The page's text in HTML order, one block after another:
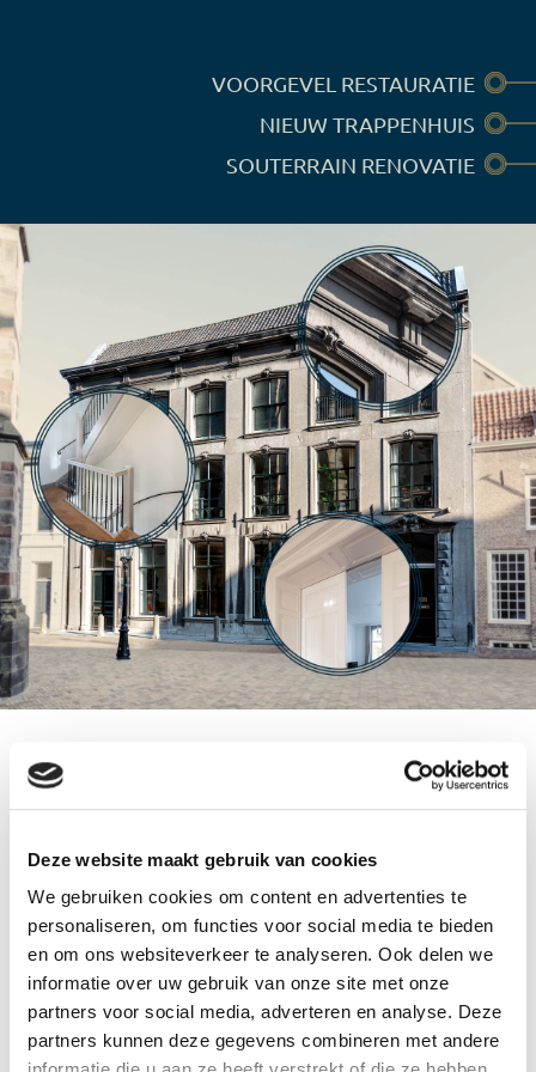
Deze website maakt gebruik van cookies
We gebruiken cookies om content en advertenties te
personaliseren, om functies voor social media te bieden
en om ons websiteverkeer te analyseren. Ook delen we
informatie over uw gebruik van onze site met onze
partners voor social media, adverteren en analyse. Deze
partners kunnen deze gegevens combineren met andere
VOORGEVEL RESTAURATIE
NIEUW TRAPPENHUIS
SOUTERRAIN RENOVATIE